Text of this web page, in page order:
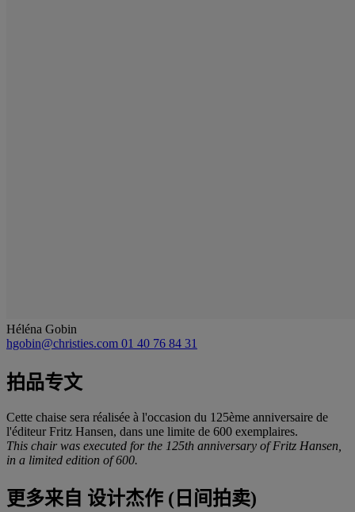
Héléna Gobin
hgobin@christies.com 01 40 76 84 31
拍品专文
Cette chaise sera réalisée à l'occasion du 125ème anniversaire de
l'éditeur Fritz Hansen, dans une limite de 600 exemplaires.
This chair was executed for the 125th anniversary of Fritz Hansen,
in a limited edition of 600.
更多来自 设计杰作 (日间拍卖)